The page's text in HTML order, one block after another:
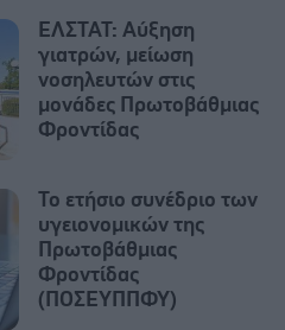
ΕΛΣΤΑΤ: Αύξηση
γιατρών, μείωση
νοσηλευτών στις
μονάδες Πρωτοβάθμιας
Φροντίδας
Το ετήσιο συνέδριο των
υγειονομικών της
Πρωτοβάθμιας
Φροντίδας
(ΠΟΣΕΥΠΠΦΥ)